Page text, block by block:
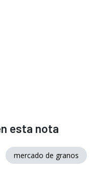
esta nota
mercado de granos